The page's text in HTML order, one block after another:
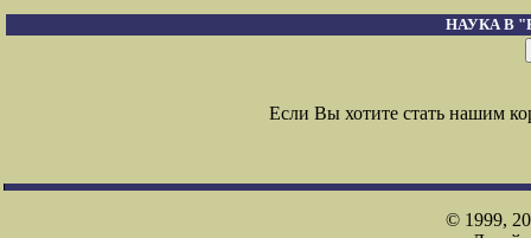
НАУКА В
Если Вы хотите стать нашим
© 1999,